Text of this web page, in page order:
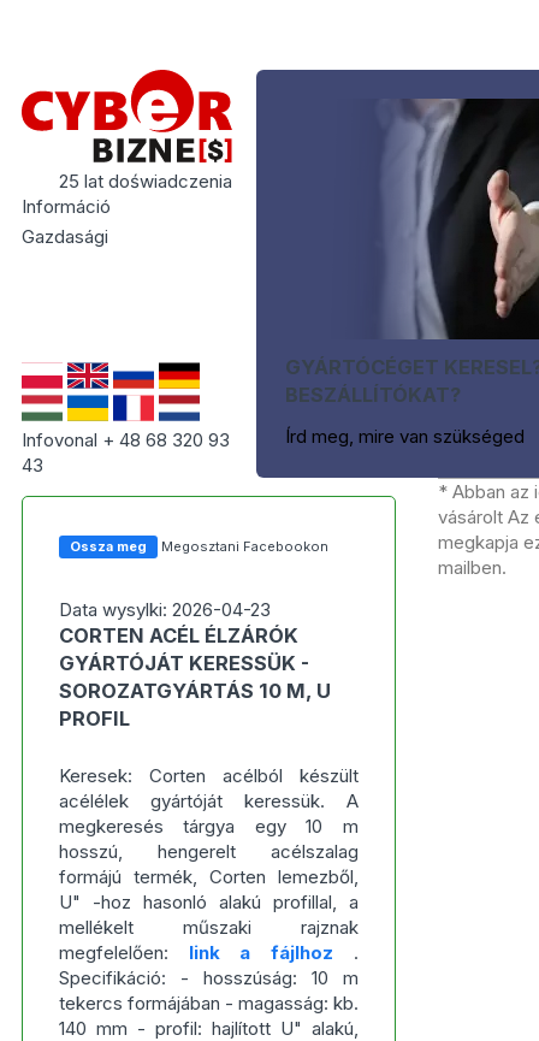
25 lat doświadczenia
Információ
Gazdasági
Infovonal + 48 68 320 93
43
GYÁRTÓCÉGET
BESZÁLLÍTÓKAT?
Írd meg, mire van szükséged
Ossza meg Megosztani Facebookon
Data wysylki: 2026-04-23
CORTEN ACÉL ÉLZÁRÓK
GYÁRTÓJÁT KERESSÜK -
SOROZATGYÁRTÁS 10 M, U
PROFIL
Keresek: Corten acélból készült
acélélek gyártóját keressük. A
megkeresés tárgya egy 10 m
hosszú, hengerelt acélszalag
formájú termék, Corten lemezből,
U" -hoz hasonló alakú profillal, a
mellékelt műszaki rajznak
megfelelően: link a fájlhoz .
Specifikáció: - hosszúság: 10 m
tekercs formájában - magasság: kb.
140 mm - profil: hajlított U" alakú,
* Abban az
vásárolt Az
megkapja
mailben.